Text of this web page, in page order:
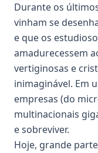
Durante os
vinham se
e que os
amadurecessem
vertiginosas e
inimaginável. Em
empresas (do
multinacionais
e sobreviver.
Hoje, grande